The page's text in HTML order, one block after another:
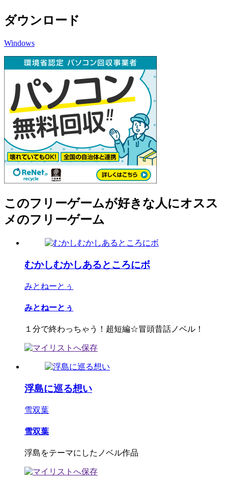
ダウンロード
Windows
このフリーゲームが好きな人にオスス
メのフリーゲーム
むかしむかしあるところにボ
みとねーとぅ
みとねーとぅ
１分で終わっちゃう！超短編☆冒頭昔話ノベル！
浮島に巡る想い
雪双葉
雪双葉
浮島をテーマにしたノベル作品